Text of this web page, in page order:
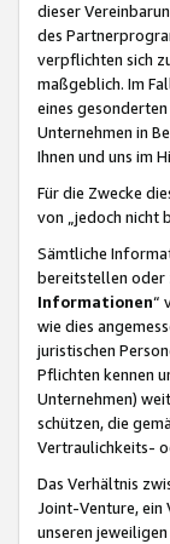
dieser
des
verpflichten sich
maßgeblich. Im
eines
Unternehmen in
Ihnen und uns im
Für die Zwecke
von „jedoch nicht
Sämtliche
bereitstellen oder
Informationen“
wie dies
juristischen
Pflichten kennen
Unternehmen)
schützen, die
Vertraulichkeits-
Das Verhältnis
Joint-Venture, ein
unseren